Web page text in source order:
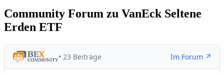
Community Forum zu VanEck Seltene
Erden ETF